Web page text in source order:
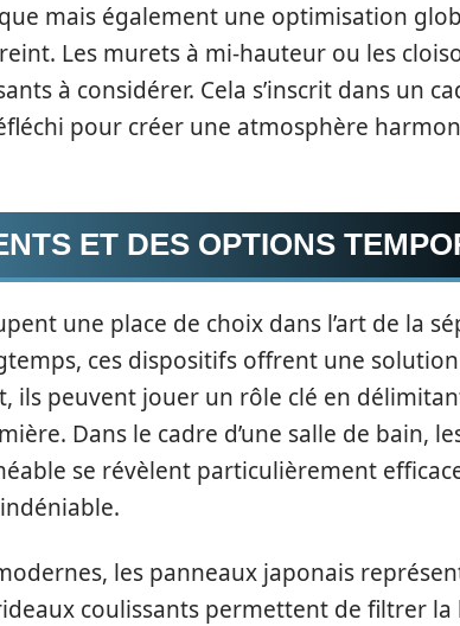
mais également une optimisation
Les murets à mi-hauteur ou les
à considérer. Cela s’inscrit dans un
pour créer une atmosphère
ET DES OPTIONS
une place de choix dans l’art de la
ces dispositifs offrent une
ils peuvent jouer un rôle clé en
Dans le cadre d’une salle de bain,
se révèlent particulièrement
les panneaux japonais
coulissants permettent de filtrer